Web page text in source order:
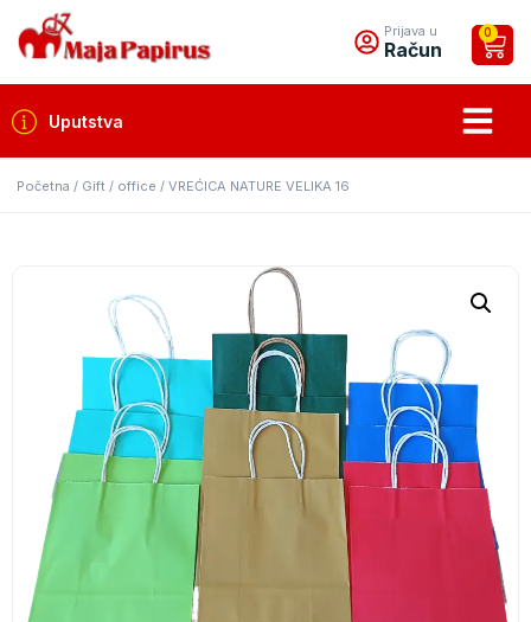
Prijava u
Račun
0
Uputstva
Početna / Gift / office / VREĆICA NATURE VELIKA 16